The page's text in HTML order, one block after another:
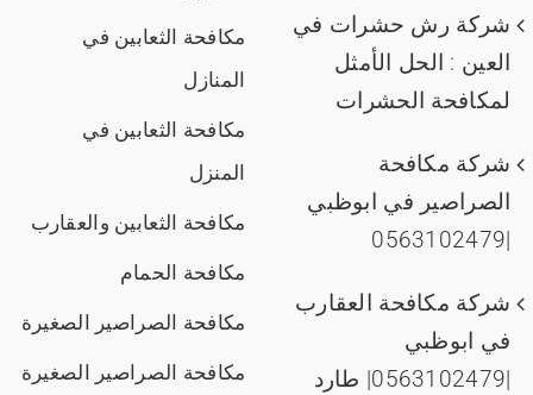
شركة رش حشرات في
العين : الحل الأمثل
لمكافحة الحشرات
شركة مكافحة
الصراصير في ابوظبي
|0563102479
شركة مكافحة العقارب
في ابوظبي
|0563102479| طارد
مكافحة الثعابين في
المنازل
مكافحة الثعابين في
المنزل
مكافحة الثعابين والعقارب
مكافحة الحمام
مكافحة الصراصير الصغيرة
مكافحة الصراصير الصغيرة